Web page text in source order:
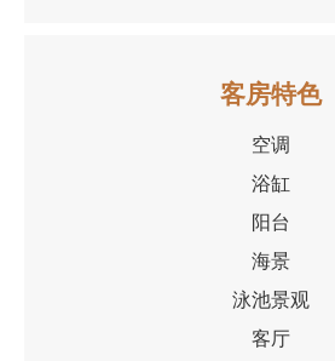
客房特色
空调
浴缸
阳台
海景
泳池景观
客厅